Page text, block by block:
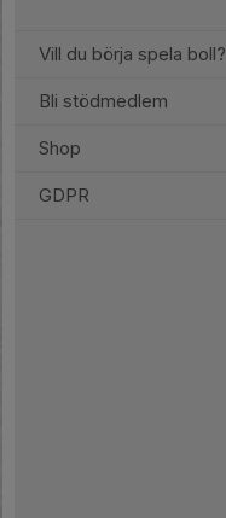
Vill du börja spela boll?
Bli stödmedlem
Shop
GDPR